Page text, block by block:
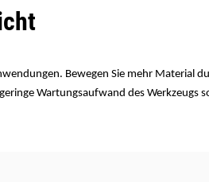
Bewegen Sie mehr Material
Wartungsaufwand des Werkzeugs